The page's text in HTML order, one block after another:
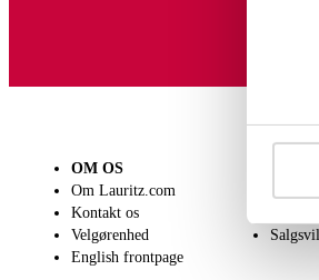
OM OS
Om Lauritz.com
Kontakt os
Velgørenhed
English frontpage